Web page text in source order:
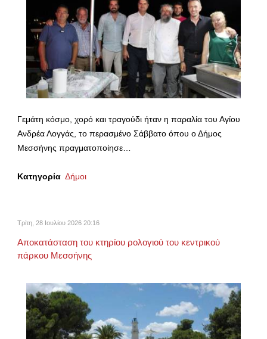
Γεμάτη κόσμο, χορό και τραγούδι ήταν η παραλία του Αγίου
Ανδρέα Λογγάς, το περασμένο Σάββατο όπου ο Δήμος
Μεσσήνης πραγματοποίησε…
Κατηγορία Δήμοι
Τρίτη, 28 Ιουλίου 2026 20:16
Αποκατάσταση του κτηρίου ρολογιού του κεντρικού
πάρκου Μεσσήνης